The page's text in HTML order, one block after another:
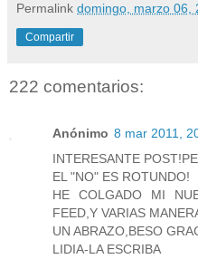
Permalink domingo, marzo 06,
Compartir
222 comentarios:
Anónimo 8 mar 2011,
INTERESANTE
EL "NO" ES ROTUNDO!
HE COLGADO MI
FEED,Y VARIAS
UN ABRAZO,BESO
LIDIA-LA ESCRIBA